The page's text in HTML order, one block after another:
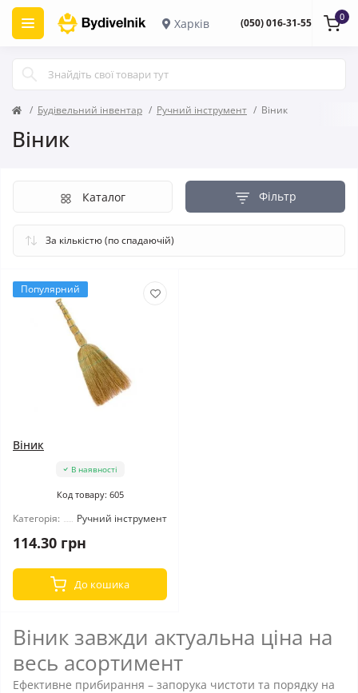
Харків (050) 016-31-55 0
Будівельний інвентар Ручний інструмент Віник
Віник
Фільтр
Каталог
Популярний
Віник
В наявності
Код товару: 605
Категорія: Ручний інструмент
114.30 грн
До кошика
Віник завжди актуальна ціна на
весь асортимент
Ефективне прибирання – запорука чистоти та порядку на